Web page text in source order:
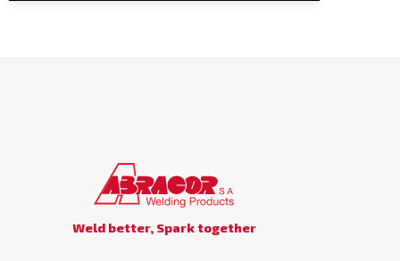
Weld better, Spark together